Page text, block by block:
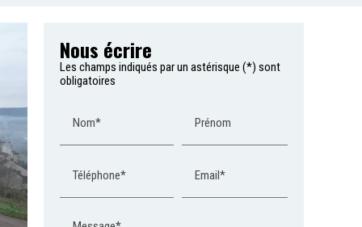
Nous écrire
Les champs indiqués par un astérisque (*) sont
obligatoires
Nom* Prénom
Téléphone* Email*